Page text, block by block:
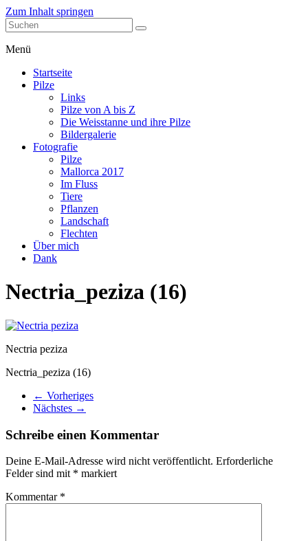
Zum Inhalt springen
Menü
Startseite
Pilze
Links
Pilze von A bis Z
Die Weisstanne und ihre Pilze
Bildergalerie
Fotografie
Pilze
Mallorca 2017
Im Fluss
Tiere
Pflanzen
Landschaft
Flechten
Über mich
Dank
Nectria_peziza (16)
Nectria peziza
Nectria_peziza (16)
← Vorheriges
Nächstes →
Schreibe einen Kommentar
Deine E-Mail-Adresse wird nicht veröffentlicht. Erforderliche
Felder sind mit * markiert
Kommentar *